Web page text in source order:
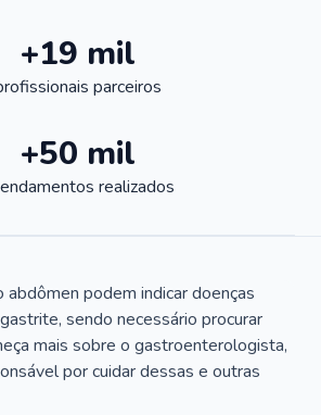
+19 mil
parceiros
+50 mil
realizados
abdômen podem indicar doenças
sendo necessário procurar
mais sobre o gastroenterologista,
por cuidar dessas e outras